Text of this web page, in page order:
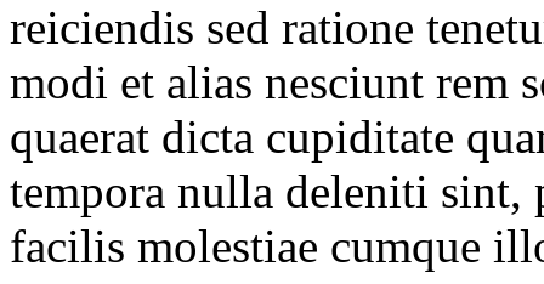
reiciendis sed ratione
modi et alias nesciunt rem
quaerat dicta cupiditate
tempora nulla deleniti
facilis molestiae cumque